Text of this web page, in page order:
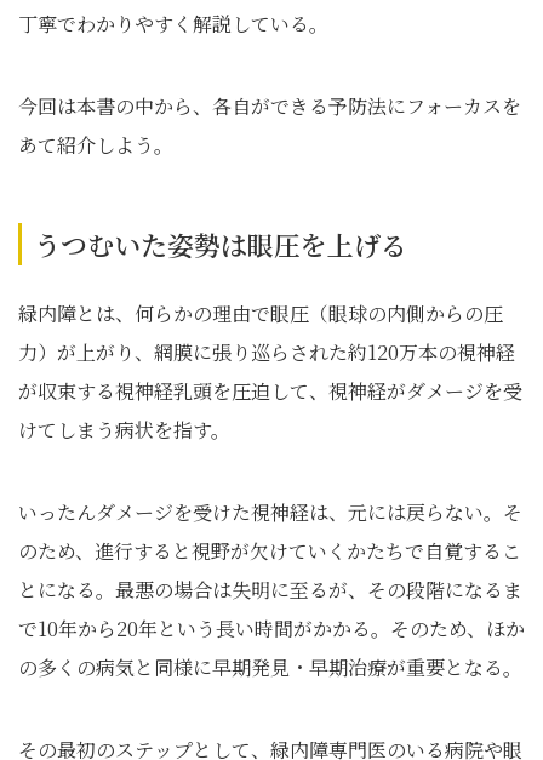
丁寧でわかりやすく解説している。
今回は本書の中から、各自ができる予防法にフォーカスを
あて紹介しよう。
うつむいた姿勢は眼圧を上げる
緑内障とは、何らかの理由で眼圧（眼球の内側からの圧
力）が上がり、網膜に張り巡らされた約120万本の視神経
が収束する視神経乳頭を圧迫して、視神経がダメージを受
けてしまう病状を指す。
いったんダメージを受けた視神経は、元には戻らない。そ
のため、進行すると視野が欠けていくかたちで自覚するこ
とになる。最悪の場合は失明に至るが、その段階になるま
で10年から20年という長い時間がかかる。そのため、ほか
の多くの病気と同様に早期発見・早期治療が重要となる。
その最初のステップとして、緑内障専門医のいる病院や眼